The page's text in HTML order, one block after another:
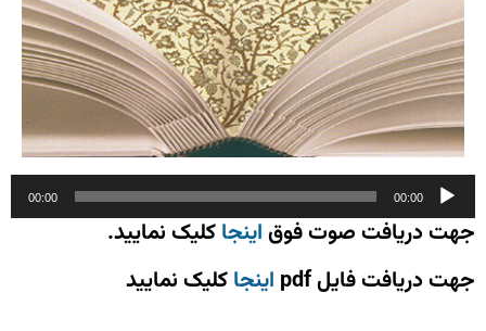
پخش‌کننده
صوت
00:00
00:00
جهت دریافت صوت فوقاینجاکلیک نمایید.
جهت دریافت فایل pdf
اینجاکلیک نمایید